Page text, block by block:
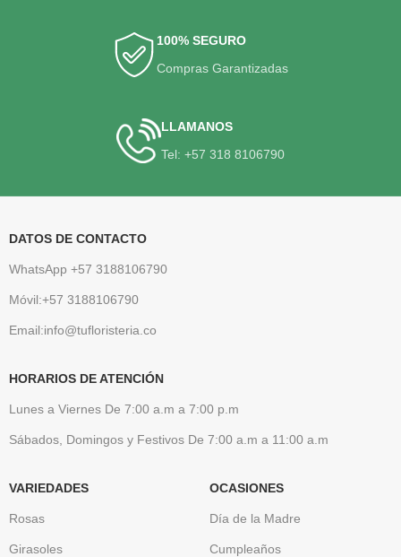
100% SEGURO
Compras Garantizadas
LLAMANOS
Tel: +57 318 8106790
DATOS DE CONTACTO
WhatsApp +57 3188106790
Móvil:+57 3188106790
Email:info@tufloristeria.co
HORARIOS DE ATENCIÓN
Lunes a Viernes De 7:00 a.m a 7:00 p.m
Sábados, Domingos y Festivos De 7:00 a.m a 11:00 a.m
VARIEDADES
Rosas
Girasoles
OCASIONES
Día de la Madre
Cumpleaños